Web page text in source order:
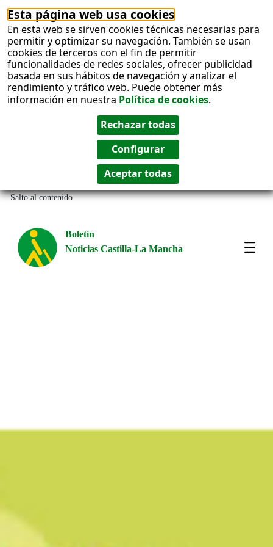
Esta página web usa cookies
En esta web se sirven cookies técnicas necesarias para
permitir y optimizar su navegación. También se usan
cookies de terceros con el fin de permitir
funcionalidades de redes sociales, ofrecer publicidad
basada en sus hábitos de navegación y analizar el
rendimiento y tráfico web. Puede obtener más
información en nuestra Política de cookies.
Salto al contenido
Boletín
Noticias Castilla-La Mancha